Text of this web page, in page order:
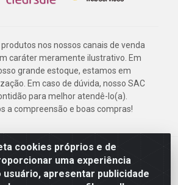
cookies próprios e de
uma experiência
usuário, apresentar publicidade
nos nossos canais de venda
caráter meramente ilustrativo. Em
grande estoque, estamos em
Em caso de dúvida, nosso SAC
para melhor atendê-lo(a).
a compreensão e boas compras!
Marechal Mascarenhas de Morais, 2471 -
- CEP 51.150-001 - CNPJ 24.150.377/0003-
57